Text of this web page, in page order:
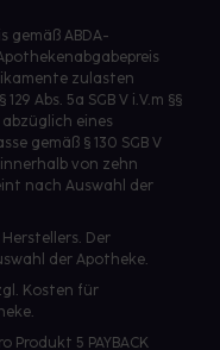
gemäß ABDA-
zulasten
Abs. 5a SGB V i.V.m §§
eines
gemäß § 130 SGB V
von zehn
nach Auswahl der
Der
der Apotheke.
Kosten für
Produkt 5 PAYBACK